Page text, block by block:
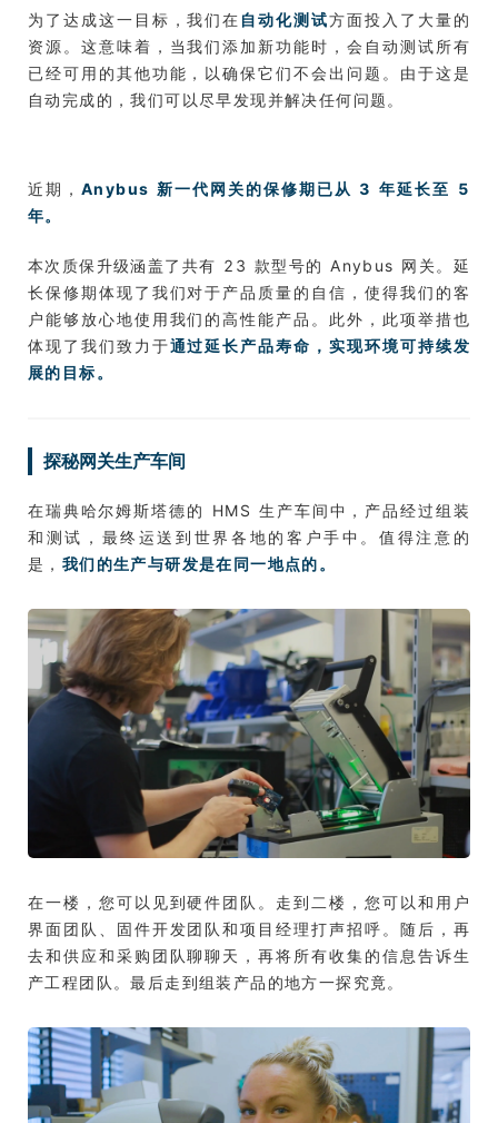
为了达成这一目标，我们在 自动化测试方面投入了大量的
资源。这意味着，当我们添加新功能时，会自动测试所有
已经可用的其他功能，以确保它们不会出问题。由于这是
自动完成的，我们可以尽早发现并解决任何问题。
近期，Anybus 新一代网关的保修期已从 3 年延长至 5
年。
本次质保升级涵盖了共有 23 款型号的 Anybus 网关。延
长保修期体现了我们对于产品质量的自信，使得我们的客
户能够放心地使用我们的高性能产品。此外，此项举措也
体现了我们致力于通过延长产品寿命，实现环境可持续发
展的目标。
探秘网关生产车间
在瑞典哈尔姆斯塔德的 HMS 生产车间中，产品经过组装
和测试，最终运送到世界各地的客户手中。值得注意的
是， 我们的生产与研发是在同一地点的。
在一楼，您可以见到硬件团队。走到二楼，您可以和用户
界面团队、固件开发团队和项目经理打声招呼。随后，再
去和供应和采购团队聊聊天，再将所有收集的信息告诉生
产工程团队。最后走到组装产品的地方一探究竟。